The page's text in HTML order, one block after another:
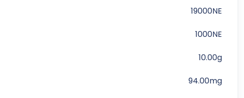
19000NE
1000NE
10.00g
94.00mg